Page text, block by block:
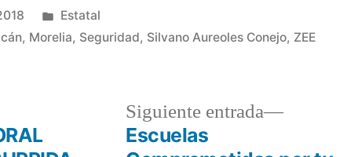
Publicada
en
Estatal
, Morelia, Seguridad, Silvano Aureoles Conejo, ZEE
Siguiente entrada
Siguiente
Escuelas